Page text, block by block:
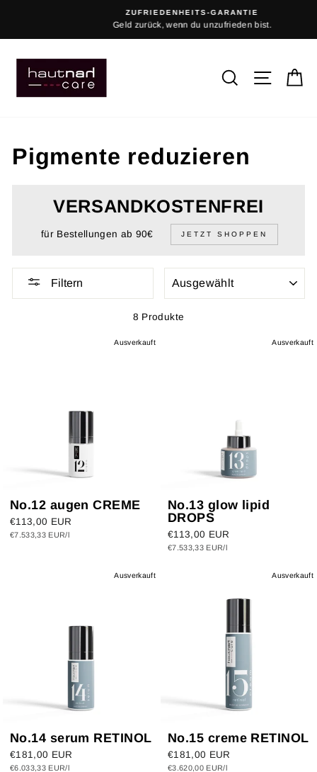
Inhalt
ZUFRIEDENHEITS-GARANTIE
Geld zurück, wenn du unzufrieden bist.
SUCHE
Pigmente reduzieren
VERSANDKOSTENFREI
für Bestellungen ab 90€ JETZT SHOPPEN
Filtern
8 Produkte
Ausverkauft
No.12 augen CREME
€113,00 EUR
€7.533,33 EUR/l
Ausverkauft
No.13 glow lipid
DROPS
€113,00 EUR
€7.533,33 EUR/l
Ausverkauft
No.14 serum RETINOL
€181,00 EUR
€6.033,33 EUR/l
Ausverkauft
No.15 creme RETINOL
€181,00 EUR
€3.620,00 EUR/l